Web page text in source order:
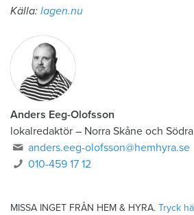
Källa: lagen.nu
Anders Eeg-Olofsson
lokalredaktör – Norra Skåne och
anders.eeg-olofsson@hemhyra.se
010-459 17 12
MISSA INGET FRÅN HEM & HYRA. Tryck